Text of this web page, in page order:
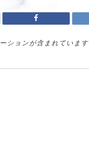
ーションが含まれていま